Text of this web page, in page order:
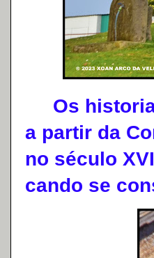
Os
a partir da
no século
cando se